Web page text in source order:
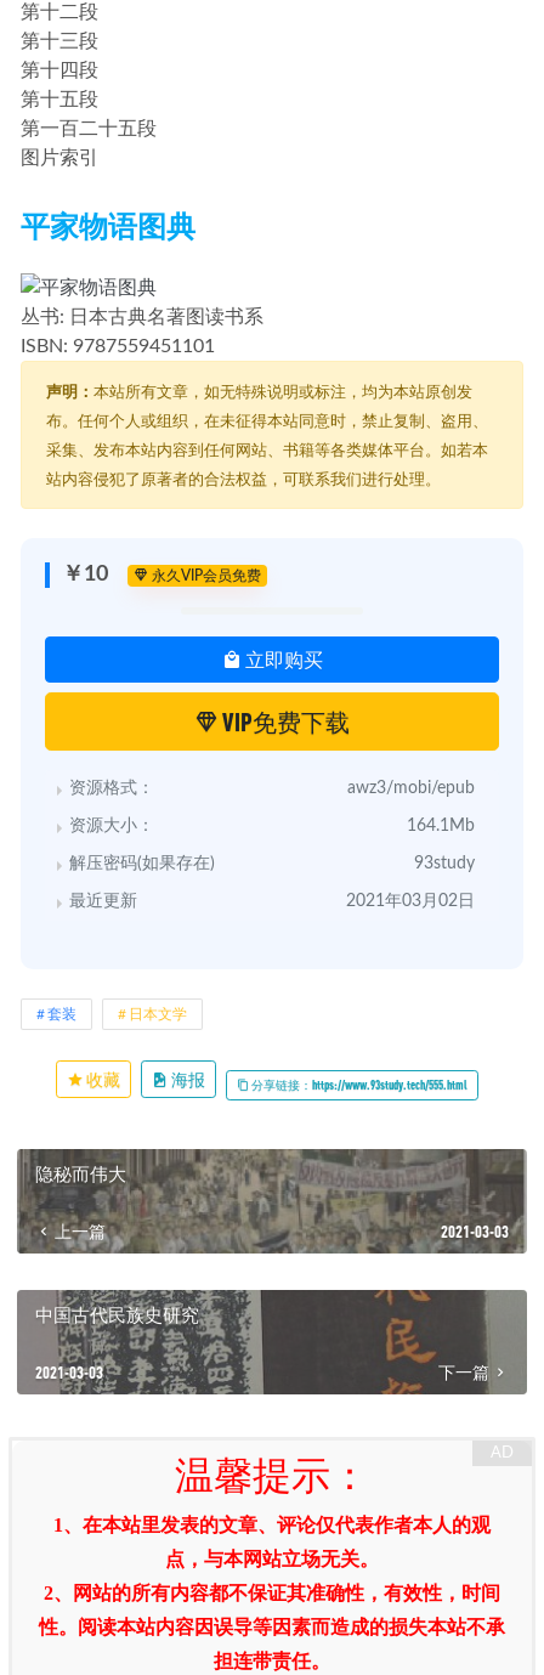
第十二段
第十三段
第十四段
第十五段
第一百二十五段
图片索引
平家物语图典
丛书: 日本古典名著图读书系
ISBN: 9787559451101
声明： 本站所有文章，如无特殊说明或标注，均为本站原创发
布。任何个人或组织，在未征得本站同意时，禁止复制、盗用、
采集、发布本站内容到任何网站、书籍等各类媒体平台。如若本
站内容侵犯了原著者的合法权益，可联系我们进行处理。
￥10 永久VIP会员免费
立即购买
VIP免费下载
资源格式： awz3/mobi/epub
资源大小： 164.1Mb
解压密码(如果存在) 93study
最近更新 2021年03月02日
套装 日本文学
收藏 海报 分享链接：https://www.93study.tech/555.html
隐秘而伟大
上一篇 2021-03-03
中国古代民族史研究
2021-03-03 下一篇
温馨提示：
1、在本站里发表的文章、评论仅代表作者本人的观
点，与本网站立场无关。
2、网站的所有内容都不保证其准确性，有效性，时间
性。阅读本站内容因误导等因素而造成的损失本站不承
担连带责任。